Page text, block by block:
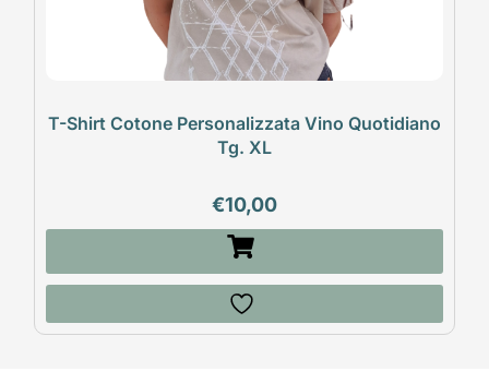
T-Shirt Cotone Personalizzata Vino Quotidiano
Tg. XL
€10,00